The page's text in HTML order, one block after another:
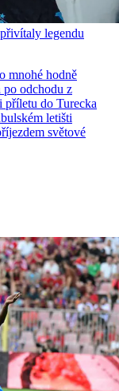
legendu
mnohé hodně
odchodu z
do Turecka
letišti
světové